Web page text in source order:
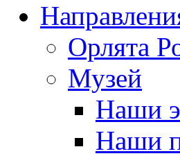
Орлята
Музей
Наши
Наши